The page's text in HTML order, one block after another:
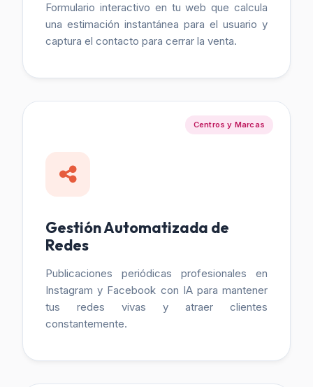
Formulario interactivo en tu web que calcula
una estimación instantánea para el usuario y
captura el contacto para cerrar la venta.
Centros y Marcas
Gestión Automatizada de
Redes
Publicaciones periódicas profesionales en
Instagram y Facebook con IA para mantener
tus redes vivas y atraer clientes
constantemente.